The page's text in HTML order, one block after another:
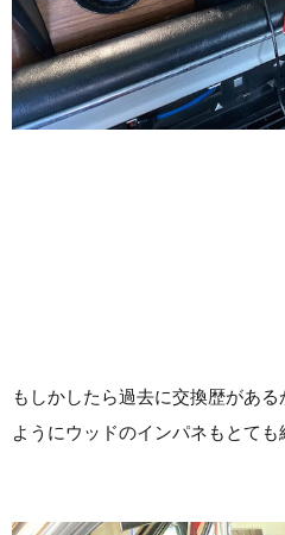
もしかしたら過去に交換歴があ
ようにウッドのインパネもとても